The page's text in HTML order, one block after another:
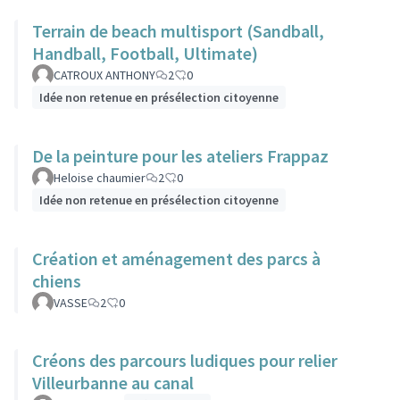
Terrain de beach multisport (Sandball,
Handball, Football, Ultimate)
CATROUX ANTHONY 2
0
Idée non retenue en présélection citoyenne
De la peinture pour les ateliers Frappaz
Heloise chaumier 2
0
Idée non retenue en présélection citoyenne
Création et aménagement des parcs à
chiens
VASSE 2 0
Créons des parcours ludiques pour relier
Villeurbanne au canal